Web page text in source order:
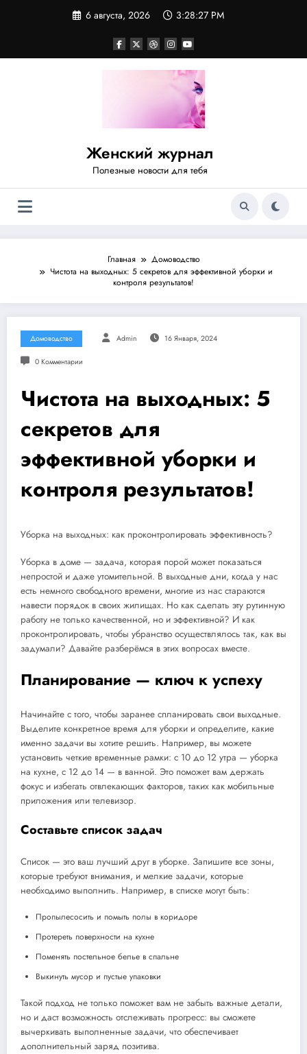
6 августа, 2026 3:28:27 PM
Женский журнал
Полезные новости для тебя
Главная
Домоводство
Чистота на выходных: 5 секретов для эффективной уборки и
контроля результатов!
Домоводство Admin 16 Января, 2024
0 Комментарии
Чистота на выходных: 5
секретов для
эффективной уборки и
контроля результатов!
Уборка на выходных: как проконтролировать эффективность?
Уборка в доме — задача, которая порой может показаться
непростой и даже утомительной. В выходные дни, когда у нас
есть немного свободного времени, многие из нас стараются
навести порядок в своих жилищах. Но как сделать эту рутинную
работу не только качественной, но и эффективной? И как
проконтролировать, чтобы убранство осуществлялось так, как вы
задумали? Давайте разберёмся в этих вопросах вместе.
Планирование — ключ к успеху
Начинайте с того, чтобы заранее спланировать свои выходные.
Выделите конкретное время для уборки и определите, какие
именно задачи вы хотите решить. Например, вы можете
установить четкие временные рамки: с 10 до 12 утра — уборка
на кухне, с 12 до 14 — в ванной. Это поможет вам держать
фокус и избегать отвлекающих факторов, таких как мобильные
приложения или телевизор.
Составьте список задач
Список — это ваш лучший друг в уборке. Запишите все зоны,
которые требуют внимания, и мелкие задачи, которые
необходимо выполнить. Например, в списке могут быть:
Пропылесосить и помыть полы в коридоре
Протереть поверхности на кухне
Поменять постельное белье в спальне
Выкинуть мусор и пустые упаковки
Такой подход не только поможет вам не забыть важные детали,
но и даст возможность отслеживать прогресс: вы сможете
вычеркивать выполненные задачи, что обеспечивает
дополнительный заряд позитива.